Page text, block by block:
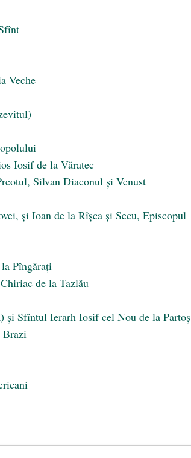
Veche
Iosif de la Văratec
Silvan Diaconul și Venust
și Ioan de la Rîșca și Secu, Episcopul
Pîngărați
de la Tazlău
și Sfîntul Ierarh Iosif cel Nou de la Partoș
Brazi